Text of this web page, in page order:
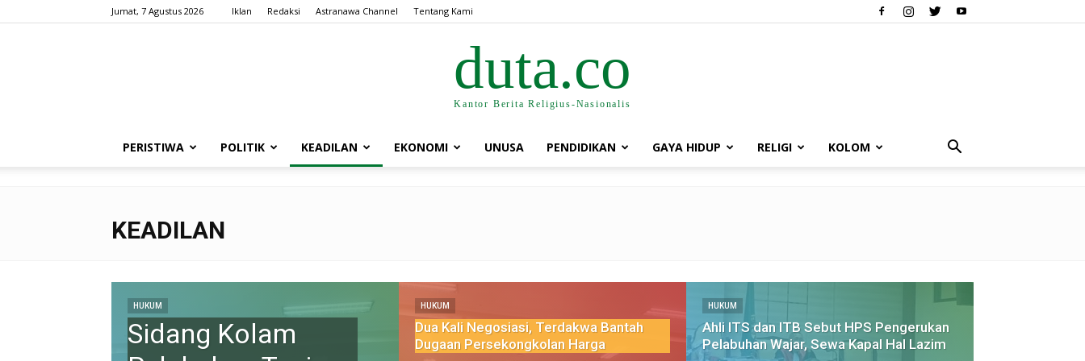
Jumat, 7 Agustus 2026 Iklan Redaksi Astranawa Channel Tentang Kami
duta.co
Kantor Berita Religius-Nasionalis
PERISTIWA POLITIK KEADILAN EKONOMI UNUSA PENDIDIKAN GAYA HIDUP RELIGI KOLOM
KEADILAN
HUKUM
Sidang Kolam
HUKUM
Dua Kali Negosiasi, Terdakwa Bantah
Dugaan Persekongkolan Harga
HUKUM
Ahli ITS dan ITB Sebut HPS Pengerukan
Pelabuhan Wajar, Sewa Kapal Hal Lazim